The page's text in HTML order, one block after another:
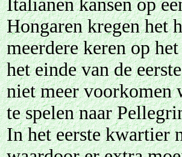
Italianen kansen op
Hongaren kregen het
meerdere keren op
het einde van de
niet meer voorkomen
te spelen naar
In het eerste kwartier